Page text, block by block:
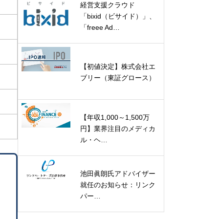
経営支援クラウド
「bixid（ビサイド）」、
「freee Ad…
【初値決定】株式会社エ
ブリー（東証グロース）
【年収1,000～1,500万
円】業界注目のメディカ
ル・ヘ…
池田眞朗氏アドバイザー
就任のお知らせ：リンク
パー…